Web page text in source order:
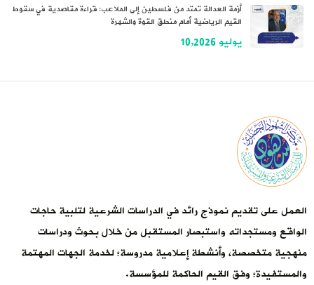
أزمة العدالة تمتد من فلسطين إلى الملاعب: قراءة مقاصدية في سقوط
القيم الرياضية أمام منطق القوة والشهرة
يوليو 10,2026
العمل على تقديم نموذج رائد في الدراسات الشرعية لتلبية حاجات
الواقع ومستجداته واستبصار المستقبل من خلال بحوث ودراسات
منهجية متخصصة، وأنشطة إعلامية مدروسة؛ لخدمة الجهات المهتمة
والمستفيدة؛ وفق القيم الحاكمة للمؤسسة.